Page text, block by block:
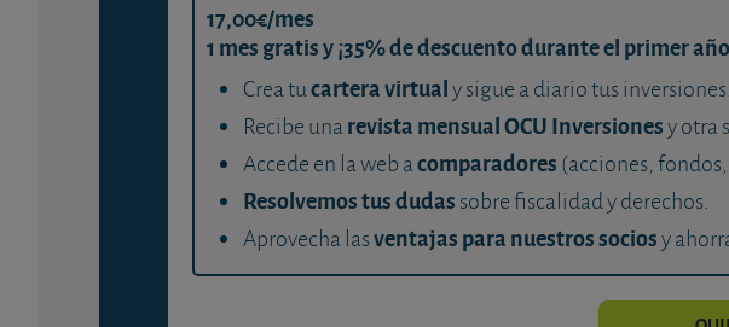
17,00€/mes
1 mes gratis y ¡35% de descuento durante el primer
Crea tucartera virtualy sigue a diario tus inversiones.
Recibe unarevista mensual OCU Inversionesy otra
Accede en la web acomparadores (acciones, fondos,
Resolvemos tus dudas sobre fiscalidad y derechos.
Aprovecha lasventajas para nuestros sociosy